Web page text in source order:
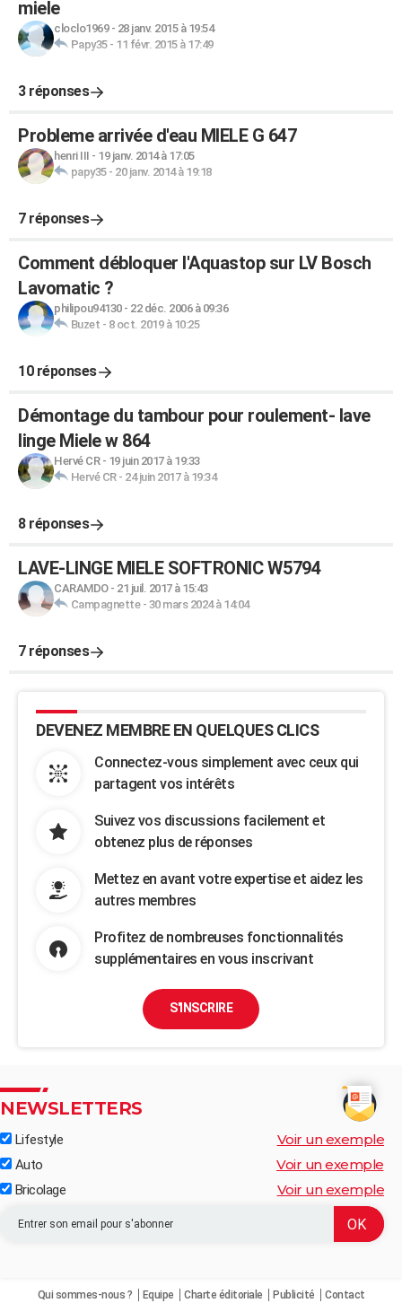
miele
cloclo1969- 28 janv. 2015 à 19:54
Papy35- 11 févr. 2015 à 17:49
3 réponses
Probleme arrivée d'eau MIELE G 647
henri III - 19 janv. 2014 à 17:05
papy35- 20 janv. 2014 à 19:18
7 réponses
Comment débloquer l'Aquastop sur LV Bosch
Lavomatic ?
philipou94130- 22 déc. 2006 à 09:36
Buzet - 8 oct. 2019 à 10:25
10 réponses
Démontage du tambour pour roulement- lave
linge Miele w 864
Hervé CR- 19 juin 2017 à 19:33
Hervé CR- 24 juin 2017 à 19:34
8 réponses
LAVE-LINGE MIELE SOFTRONIC W5794
CARAMDO- 21 juil. 2017 à 15:43
Campagnette- 30 mars 2024 à 14:04
7 réponses
DEVENEZ MEMBRE EN QUELQUES CLICS
Connectez-vous simplement avec ceux qui
partagent vos intérêts
Suivez vos discussions facilement et
obtenez plus de réponses
Mettez en avant votre expertise et aidez les
autres membres
Profitez de nombreuses fonctionnalités
supplémentaires en vous inscrivant
S'INSCRIRE
NEWSLETTERS
Lifestyle Voir un exemple
Auto Voir un exemple
Bricolage Voir un exemple
Qui sommes-nous ? Equipe Charte éditoriale Publicité Contact